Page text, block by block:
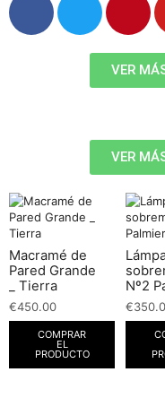
VER
VER
Macramé de
Pared Grande
_ Tierra
€450.00
COMPRAR
EL
PRODUCTO
Nº2
€